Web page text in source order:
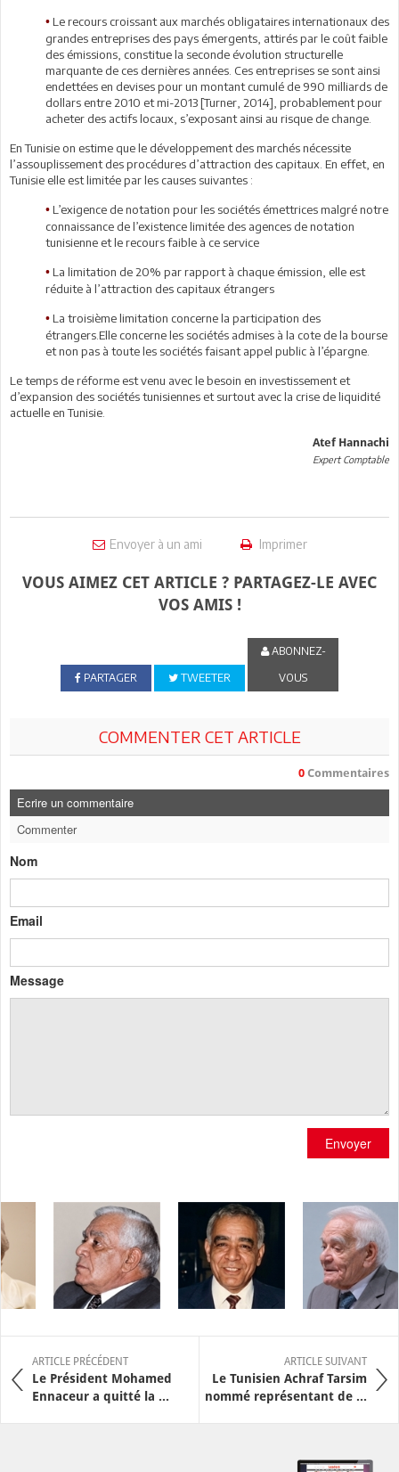
• Le recours croissant aux marchés obligataires internationaux des
grandes entreprises des pays émergents, attirés par le coût faible
des émissions, constitue la seconde évolution structurelle
marquante de ces dernières années. Ces entreprises se sont ainsi
endettées en devises pour un montant cumulé de 990 milliards de
dollars entre 2010 et mi-2013 [Turner, 2014], probablement pour
acheter des actifs locaux, s’exposant ainsi au risque de change.
En Tunisie on estime que le développement des marchés nécessite
l’assouplissement des procédures d’attraction des capitaux. En effet, en
Tunisie elle est limitée par les causes suivantes :
• L’exigence de notation pour les sociétés émettrices malgré notre
connaissance de l’existence limitée des agences de notation
tunisienne et le recours faible à ce service
• La limitation de 20% par rapport à chaque émission, elle est
réduite à l’attraction des capitaux étrangers
• La troisième limitation concerne la participation des
étrangers.Elle concerne les sociétés admises à la cote de la bourse
et non pas à toute les sociétés faisant appel public à l’épargne.
Le temps de réforme est venu avec le besoin en investissement et
d’expansion des sociétés tunisiennes et surtout avec la crise de liquidité
actuelle en Tunisie.
Atef Hannachi
Expert Comptable
Envoyer à un ami Imprimer
VOUS AIMEZ CET ARTICLE ? PARTAGEZ-LE AVEC
VOS AMIS !
PARTAGER TWEETER
ABONNEZ-
VOUS
COMMENTER CET ARTICLE
0 Commentaires
Ecrire un commentaire
Commenter
Nom
Email
Message
Envoyer
ARTICLE PRÉCÉDENT
Le Président Mohamed
Ennaceur a quitté la ...
ARTICLE SUIVANT
Le Tunisien Achraf Tarsim
nommé représentant de ...